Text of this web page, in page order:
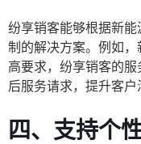
纷享销客能够根据新
制的解决方案。例如
高要求，纷享销客的
后服务请求，提升客户
四、支持个